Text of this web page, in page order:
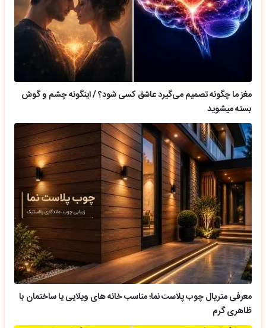
مغز ما چگونه تصمیم می‌گیرد عاشق کسی شود؟ / اینگونه چشم و گوش
بسته میشوید
معرفی متریال چوب پلاست نما؛ مناسب خانه های ویلایی یا ساختمان با
ظاهری گرم